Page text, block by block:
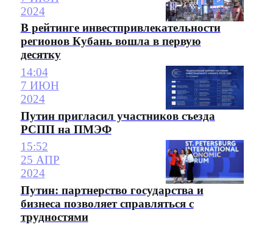
2024
В рейтинге инвестпривлекательности
регионов Кубань вошла в первую
десятку
14:04
7 ИЮН
2024
Путин пригласил участников съезда
РСПП на ПМЭФ
15:52
25 АПР
2024
Путин: партнерство государства и
бизнеса позволяет справляться с
трудностями